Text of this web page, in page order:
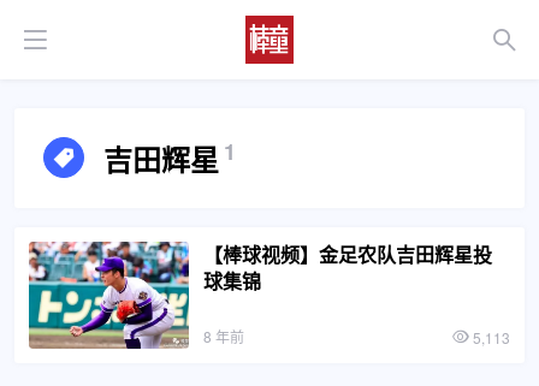
吉田辉星1
【棒球视频】金足农队吉田辉星投
球集锦
8 年前 5,113